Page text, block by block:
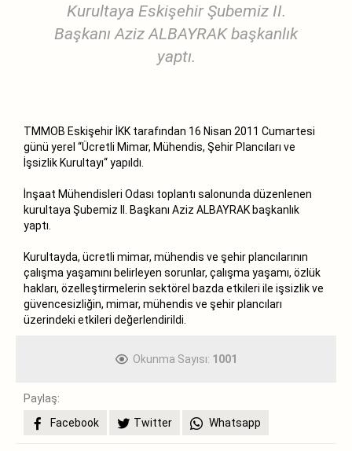
Kurultaya Eskişehir Şubemiz II.
Başkanı Aziz ALBAYRAK başkanlık
yaptı.
TMMOB Eskişehir İKK tarafından 16 Nisan 2011 Cumartesi
günü yerel ‘‘Ücretli Mimar, Mühendis, Şehir Plancıları ve
İşsizlik Kurultayı‘‘ yapıldı.
İnşaat Mühendisleri Odası toplantı salonunda düzenlenen
kurultaya Şubemiz II. Başkanı Aziz ALBAYRAK başkanlık
yaptı.
Kurultayda, ücretli mimar, mühendis ve şehir plancılarının
çalışma yaşamını belirleyen sorunlar, çalışma yaşamı, özlük
hakları, özelleştirmelerin sektörel bazda etkileri ile işsizlik ve
güvencesizliğin, mimar, mühendis ve şehir plancıları
üzerindeki etkileri değerlendirildi.
Okunma Sayısı: 1001
Paylaş:
Facebook
Twitter Whatsapp